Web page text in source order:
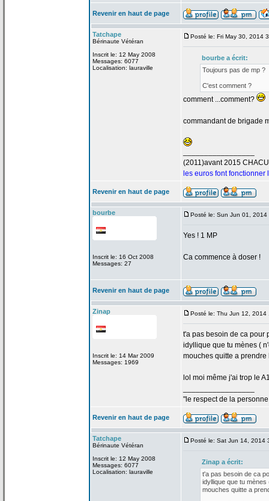
Revenir en haut de page
Tatchape
Bérinaute Vétéran
Inscrit le: 12 May 2008
Messages: 6077
Localisation: lauraville
Posté le: Fri May 30, 2014
bourbe a écrit:
Toujours pas de mp ?
C'est comment ?
comment ...comment?
commandant de brigade
(2011)avant 2015
les euros font fonctionner
Revenir en haut de page
bourbe
Inscrit le: 16 Oct 2008
Messages: 27
Posté le: Sun Jun 01, 2014
Yes ! 1 MP
Ca commence à doser !
Revenir en haut de page
Zinap
Inscrit le: 14 Mar 2009
Messages: 1969
Posté le: Thu Jun 12, 2014
t'a pas besoin de ca pour
idyllique que tu mènes (
mouches quitte a prendre
lol moi même j'ai trop le
"le respect de la
Revenir en haut de page
Tatchape
Bérinaute Vétéran
Inscrit le: 12 May 2008
Messages: 6077
Localisation: lauraville
Posté le: Sat Jun 14, 2014
Zinap a écrit:
t'a pas besoin de ca
idyllique que tu mènes
mouches quitte a